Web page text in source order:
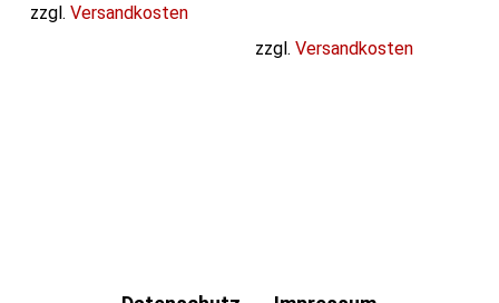
zzgl. Versandkosten
zzgl. Versandkosten